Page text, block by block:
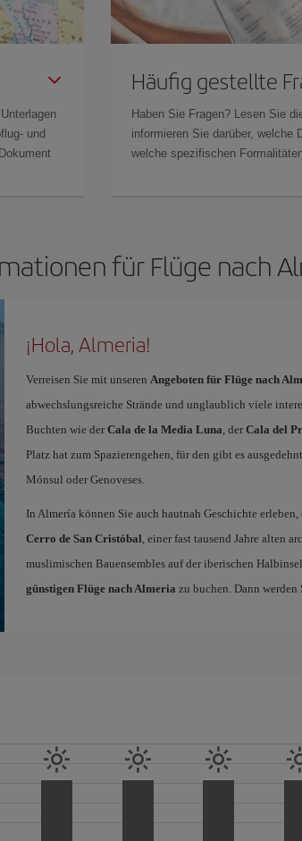
und
Häufig gestellte
Haben Sie Fragen? Lesen Sie
informieren Sie darüber, welche
welche spezifischen
für Flüge nach
¡Hola, Almeria!
Verreisen Sie mit unseren Angeboten für Flüge nach
abwechslungsreiche Strände und unglaublich viele
Buchten wie der Cala de la Media Luna, der Cala del
Platz hat zum Spazierengehen, für den gibt es
Mónsul oder Genoveses.
In Almería können Sie auch hautnah Geschichte
Cerro de San Cristóbal, einer fast tausend Jahre alten
muslimischen Bauensembles auf der iberischen
günstigen Flüge nach Almeria zu buchen. Dann werden